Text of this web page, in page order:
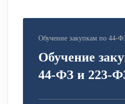
Обучение закупкам по 44-
Обучение
44-ФЗ и 223-